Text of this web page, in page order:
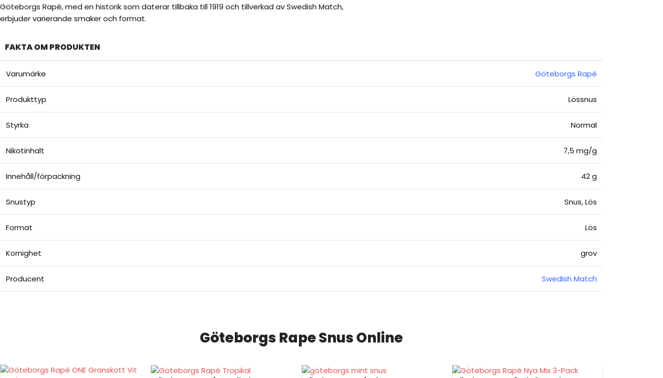
Göteborgs Rapé, med en historik som daterar tillbaka till 1919 och tillverkad av Swedish Match,
erbjuder varierande smaker och format.
FAKTA OM PRODUKTEN
Varumärke Göteborgs Rapé
Produkttyp Lössnus
Styrka Normal
Nikotinhalt 7,5 mg/g
Innehåll/förpackning 42 g
Snustyp Snus, Lös
Format Lös
Kornighet grov
Producent Swedish Match
Göteborgs Rape Snus Online